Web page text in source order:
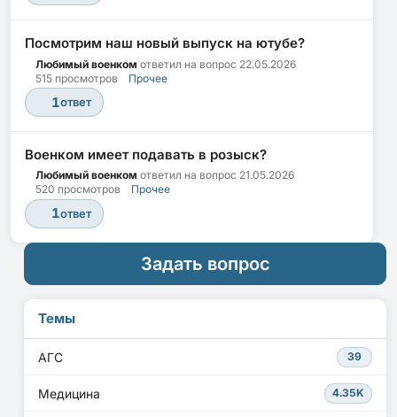
Посмотрим наш новый выпуск на ютубе?
Любимый военком ответил на вопрос 22.05.2026
515 просмотров
Прочее
1ответ
Военком имеет подавать в розыск?
Любимый военком ответил на вопрос 21.05.2026
520 просмотров
Прочее
1ответ
Задать вопрос
Темы
АГС 39
Медицина 4.35K